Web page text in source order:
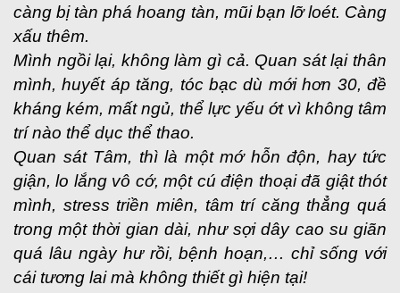
càng bị tàn phá hoang tàn, mũi bạn lỡ loét. Càng
xấu thêm.
Mình ngồi lại, không làm gì cả. Quan sát lại thân
mình, huyết áp tăng, tóc bạc dù mới hơn 30, đề
kháng kém, mất ngủ, thể lực yếu ớt vì không tâm
trí nào thể dục thể thao.
Quan sát Tâm, thì là một mớ hỗn độn, hay tức
giận, lo lắng vô cớ, một cú điện thoại đã giật thót
mình, stress triền miên, tâm trí căng thẳng quá
trong một thời gian dài, như sợi dây cao su giãn
quá lâu ngày hư rồi, bệnh hoạn,… chỉ sống với
cái tương lai mà không thiết gì hiện tại!